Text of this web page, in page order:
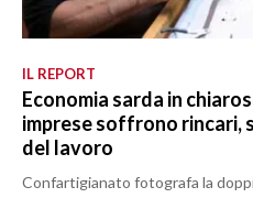
IL REPORT
Economia sarda in
imprese soffrono rincari,
del lavoro
Confartigianato fotografa la